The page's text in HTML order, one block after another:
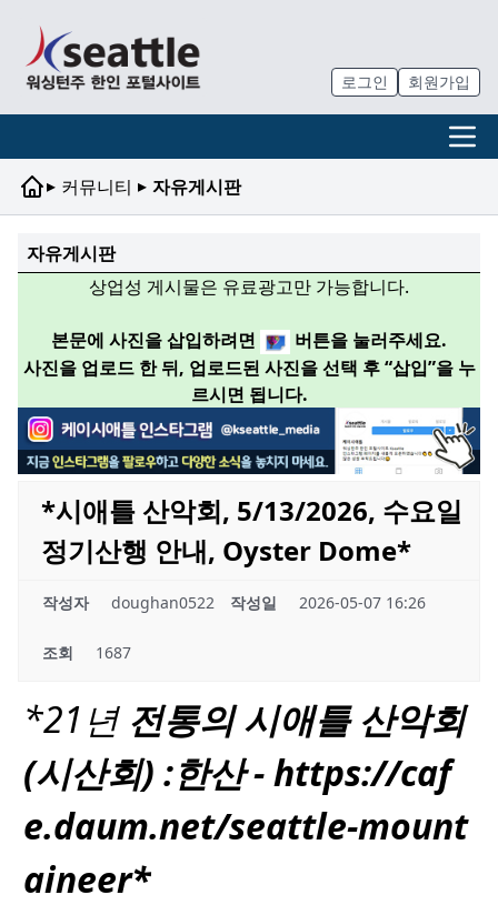
로그인 회원가입
▸ 커뮤니티 ▸ 자유게시판
자유게시판
상업성 게시물은 유료광고만 가능합니다.
본문에 사진을 삽입하려면
버튼을 눌러주세요.
사진을 업로드 한 뒤, 업로드된 사진을 선택 후 “삽입”을 누
르시면 됩니다.
*시애틀 산악회, 5/13/2026, 수요일
정기산행 안내, Oyster Dome*
작성자 doughan0522 작성일 2026-05-07 16:26
조회 1687
*21년전통의시애틀산악회
(시산회) :한산 - https://caf
e.daum.net/seattle-mount
aineer*